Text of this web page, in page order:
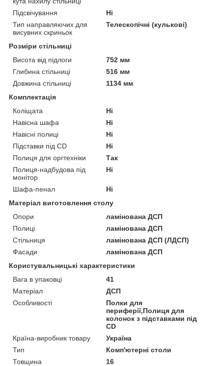
Підсвічування
Ні
Тип направляючих для
висувних скриньок
Телескопічні (кулькові)
Розміри стільниці
Висота від підлоги
752 мм
Глибина стільниці
516 мм
Довжина стільниці
1134 мм
Комплектація
Коліщата
Ні
Навісна шафа
Ні
Навісні полиці
Ні
Підставки під СD
Ні
Полиця для оргтехніки
Так
Полиця-надбудова під
монітор
Ні
Шафа-пенал
Ні
Матеріал виготовлення столу
Опори
ламінована ДСП
Полиці
ламінована ДСП
Стільниця
ламінована ДСП (ЛДСП)
Фасади
ламінована ДСП
Користувальницькі характеристики
Вага в упаковці
41
Матеріал
ДСП
Особливості
Полки для
периферії,Полиця для
колонок з підставками під
CD
Країна-виробник товару
Україна
Тип
Комп'ютерні столи
Товщина
16